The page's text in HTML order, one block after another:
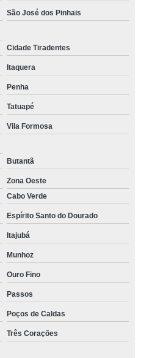
São José dos Pinhais
Cidade Tiradentes
Itaquera
Penha
Tatuapé
Vila Formosa
Butantã
Zona Oeste
Cabo Verde
Espírito Santo do Dourado
Itajubá
Munhoz
Ouro Fino
Passos
Poços de Caldas
Três Corações